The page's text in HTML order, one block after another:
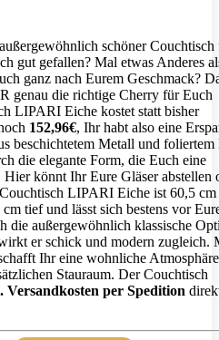
schöner Couchtisch
gut gefallen? Mal etwas Anderes
ganz nach Eurem Geschmack?
genau die richtige Cherry für Euch
LIPARI Eiche kostet statt bisher
152,96€, Ihr habt also eine
beschichtetem Metall und
die elegante Form, die Euch eine
könnt Ihr Eure Gläser abstellen
LIPARI Eiche ist 60,5
tief und lässt sich bestens vor
die außergewöhnlich klassische
er schick und modern zugleich.
Ihr eine wohnliche
Stauraum. Der Couchtisch
Versandkosten per Spedition